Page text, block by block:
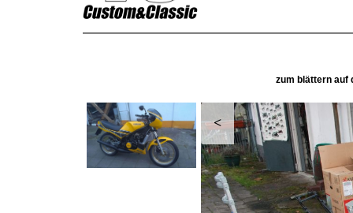
zum blättern auf
<